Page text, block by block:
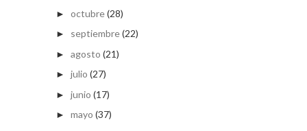
► octubre(28)
► septiembre(22)
► agosto (21)
► julio (27)
► junio (17)
► mayo (37)